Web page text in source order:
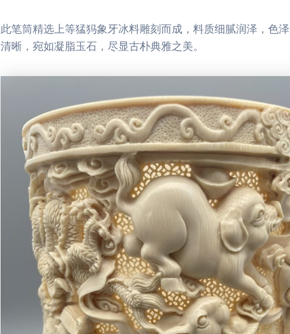
此笔筒精选上等猛犸象牙冰料雕刻而成，料质细腻润泽，色
清晰，宛如凝脂玉石，尽显古朴典雅之美。